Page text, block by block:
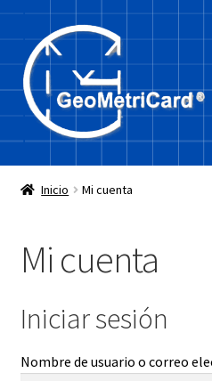
la
navegación
la
página
Inicio
¿Cómo se usa?
La idea
Inicio Mi cuenta
Mi cuenta
Iniciar sesión
Nombre de usuario o correo